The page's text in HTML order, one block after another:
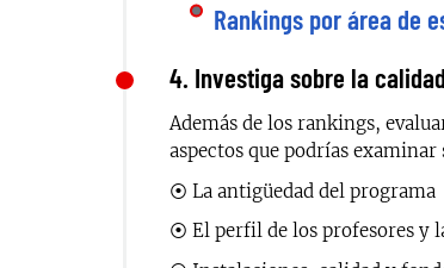
Rankings por área de
4. Investiga sobre la
Además de los rankings,
aspectos que podrías examinar
⦿ La antigüedad del programa
⦿ El perfil de los profesores y